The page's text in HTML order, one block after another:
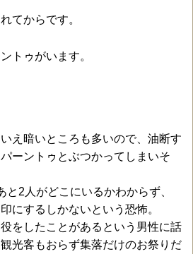
てからです。
トゥがいます。
え暗いところも多いので、油断す
ーントゥとぶつかってしまいそ
と2人がどこにいるかわからず、
にするしかないという恐怖。
をしたことがあるという男性に話
光客もおらず集落だけのお祭りだ